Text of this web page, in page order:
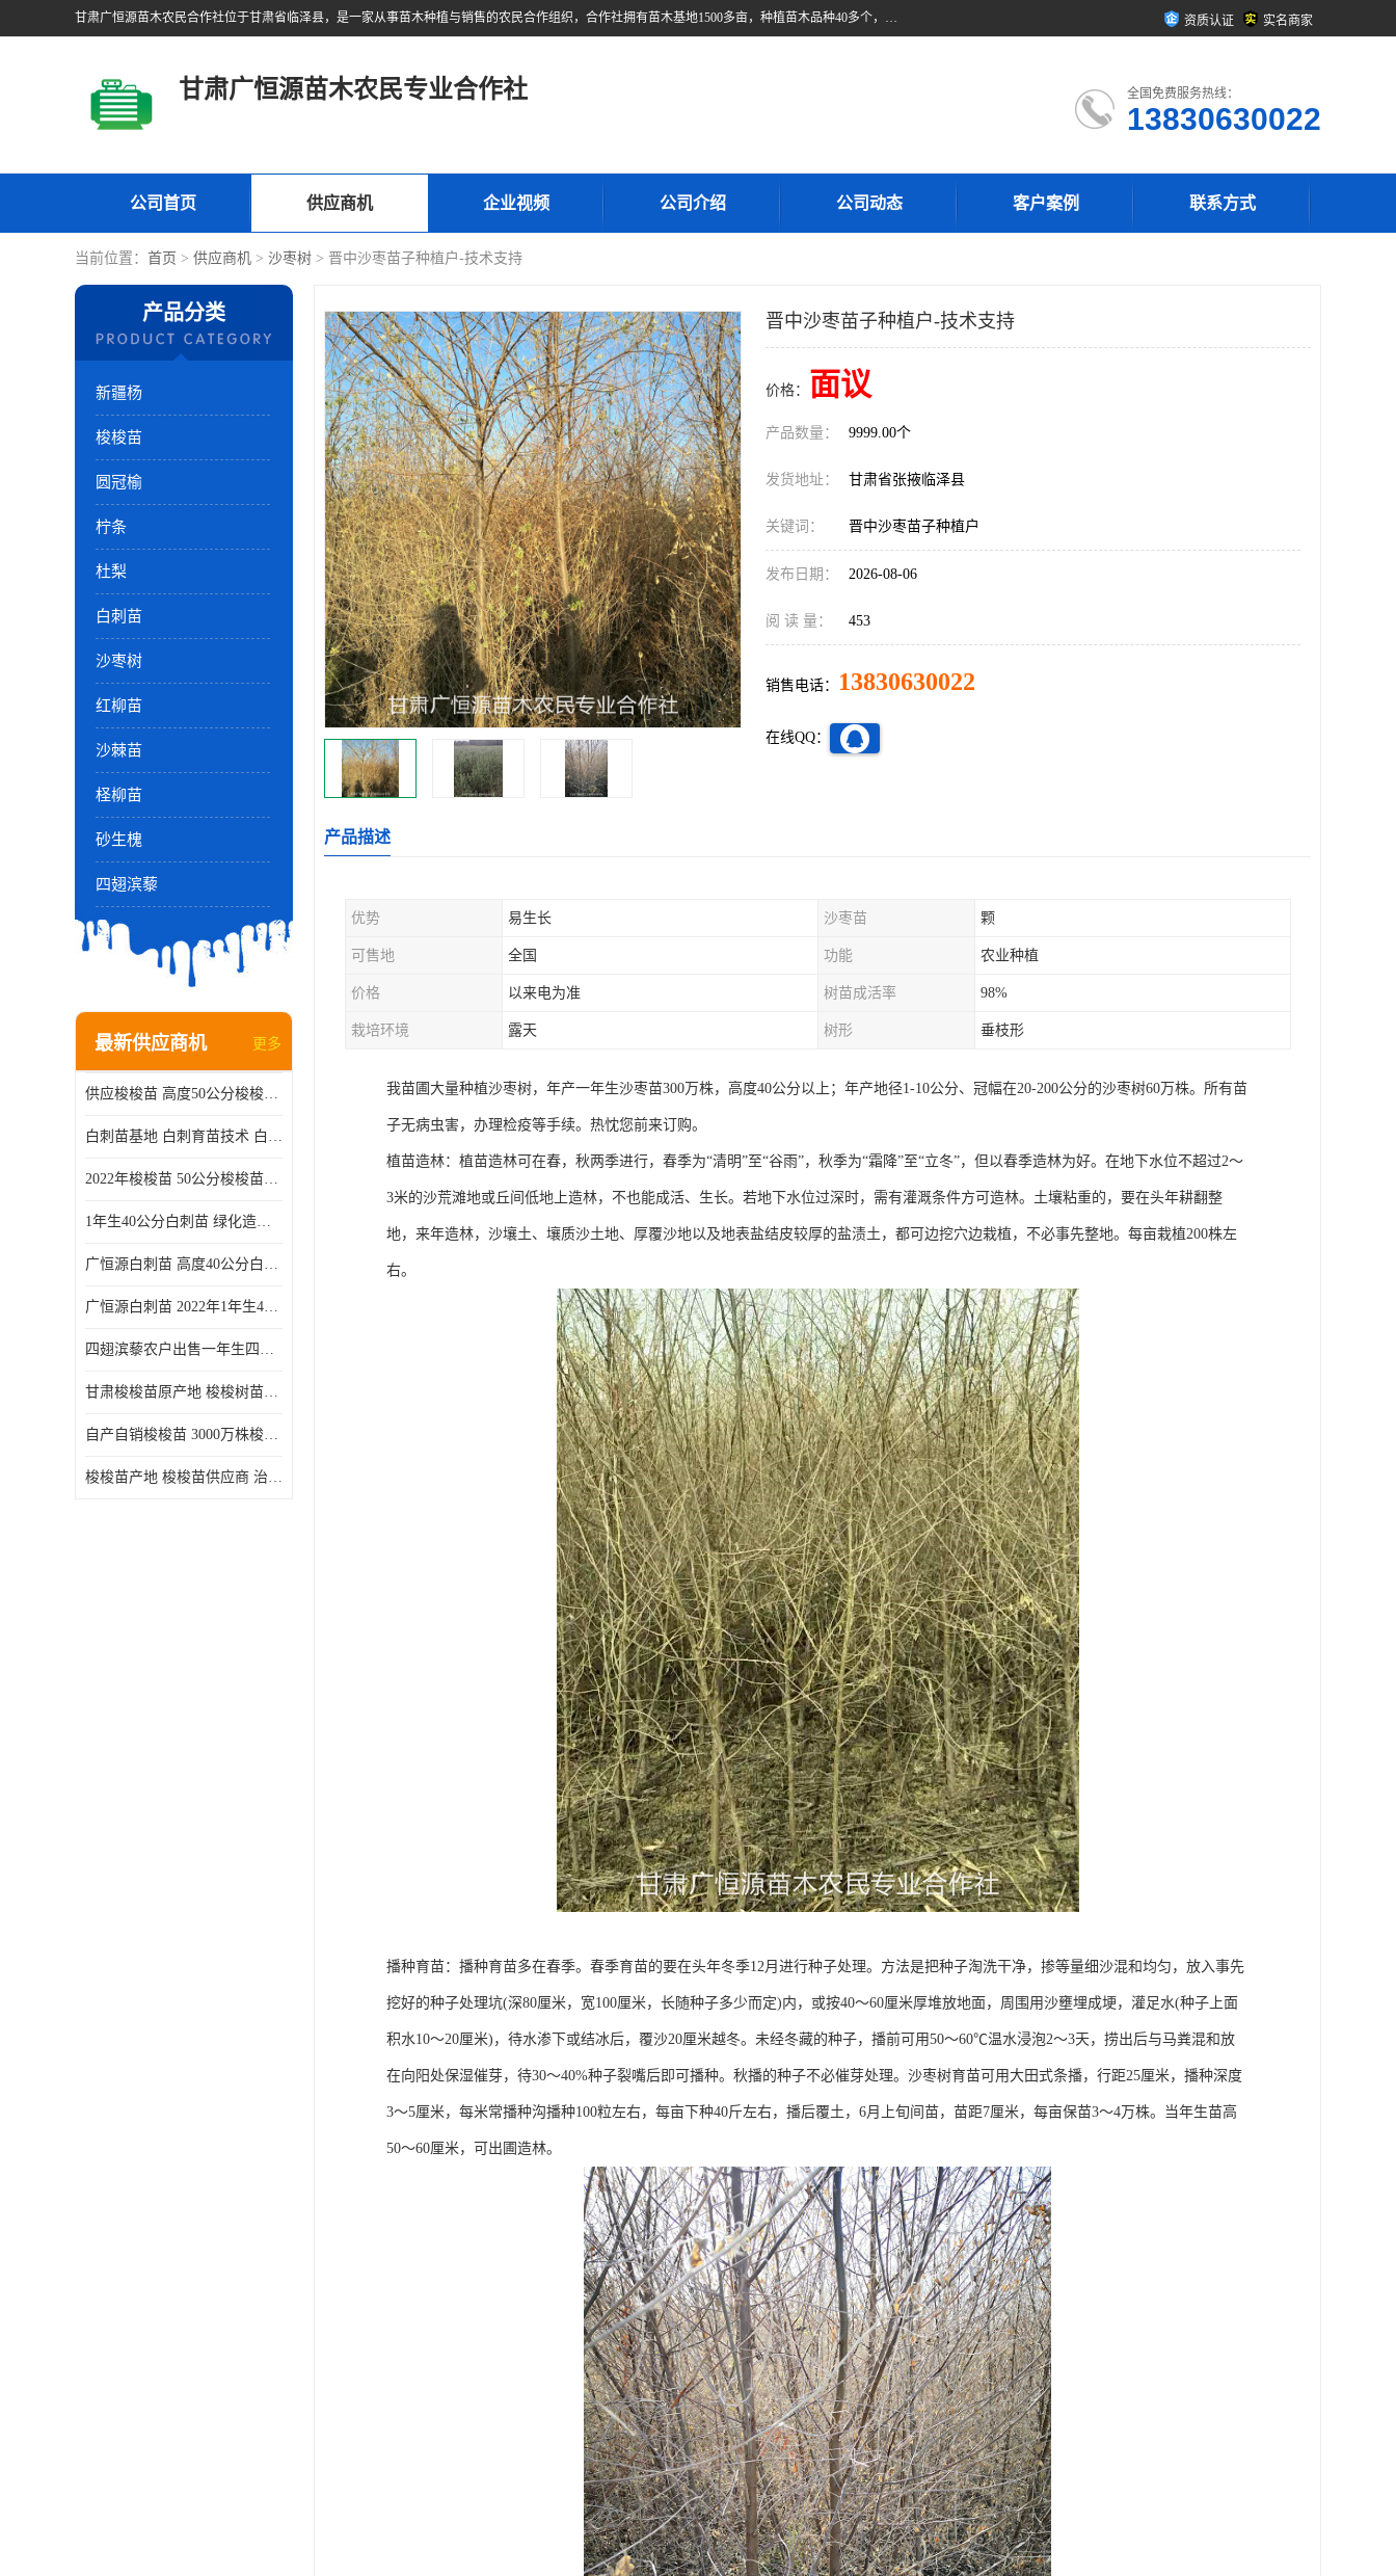
甘肃广恒源苗木农民合作社位于甘肃省临泽县，是一家从事苗木种植与销售的农民合作组织，合作社拥有苗木基地1500多亩，种植苗木品种40多个，年产各类苗木2000多万株。主营：白刺苗、红柳苗、梭梭苗等，我们以“种植一流的苗子，诚信经营”的经营理念，竭诚为每一位客户做优质的服务，欢迎来电咨询！ 资质认证 实名商家
甘肃广恒源苗木农民专业合作社 全国免费服务热线：
13830630022
公司首页 供应商机 企业视频 公司介绍 公司动态 客户案例 联系方式
当前位置： 首页 > 供应商机 > 沙枣树 > 晋中沙枣苗子种植户-技术支持
产品分类
新疆杨
梭梭苗
圆冠榆
柠条
杜梨
白刺苗
沙枣树
红柳苗
沙棘苗
柽柳苗
砂生槐
四翅滨藜
最新供应商机 更多
供应梭梭苗 高度50公分梭梭种苗基地 一手货源无中介
白刺苗基地 白刺育苗技术 白刺苗产地
2022年梭梭苗 50公分梭梭苗产地 沙漠绿化梭梭苗基地 提供技术
1年生40公分白刺苗 绿化造林白刺树苗
广恒源白刺苗 高度40公分白刺树苗
广恒源白刺苗 2022年1年生40公分白刺树苗
四翅滨藜农户出售一年生四翅滨藜各种规格四翅滨黎产地货源
甘肃梭梭苗原产地 梭梭树苗种植技术 梭梭种苗基地
自产自销梭梭苗 3000万株梭梭种苗供应 办理检疫全国发货
梭梭苗产地 梭梭苗供应商 治沙造林梭梭种苗 自产自销
晋中沙枣苗子种植户-技术支持
价格： 面议
产品数量： 9999.00个
发货地址： 甘肃省张掖临泽县
关键词： 晋中沙枣苗子种植户
发布日期： 2026-08-06
阅 读 量： 453
销售电话： 13830630022
在线QQ：
产品描述
优势 易生长 沙枣苗 颗
可售地 全国 功能 农业种植
价格 以来电为准 树苗成活率 98%
栽培环境 露天 树形 垂枝形
我苗圃大量种植沙枣树，年产一年生沙枣苗300万株，高度40公分以上；年产地径1-10公分、冠幅在20-200公分的沙枣树60万株。所有苗
子无病虫害，办理检疫等手续。热忱您前来订购。
植苗造林：植苗造林可在春，秋两季进行，春季为“清明”至“谷雨”，秋季为“霜降”至“立冬”，但以春季造林为好。在地下水位不超过2～
3米的沙荒滩地或丘间低地上造林，不也能成活、生长。若地下水位过深时，需有灌溉条件方可造林。土壤粘重的，要在头年耕翻整
地，来年造林，沙壤土、壤质沙土地、厚覆沙地以及地表盐结皮较厚的盐渍土，都可边挖穴边栽植，不必事先整地。每亩栽植200株左
右。
播种育苗：播种育苗多在春季。春季育苗的要在头年冬季12月进行种子处理。方法是把种子淘洗干净，掺等量细沙混和均匀，放入事先
挖好的种子处理坑(深80厘米，宽100厘米，长随种子多少而定)内，或按40～60厘米厚堆放地面，周围用沙壅埋成埂，灌足水(种子上面
积水10～20厘米)，待水渗下或结冰后，覆沙20厘米越冬。未经冬藏的种子，播前可用50～60℃温水浸泡2～3天，捞出后与马粪混和放
在向阳处保湿催芽，待30～40%种子裂嘴后即可播种。秋播的种子不必催芽处理。沙枣树育苗可用大田式条播，行距25厘米，播种深度
3～5厘米，每米常播种沟播种100粒左右，每亩下种40斤左右，播后覆土，6月上旬间苗，苗距7厘米，每亩保苗3～4万株。当年生苗高
50～60厘米，可出圃造林。